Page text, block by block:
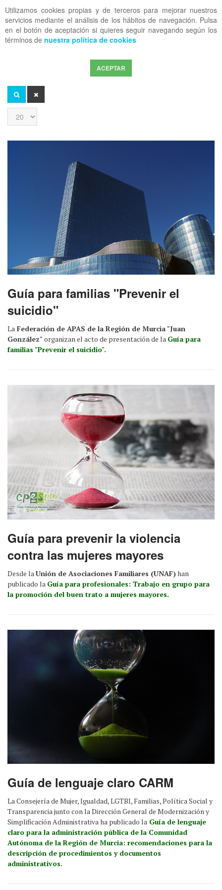
Utilizamos cookies propias y de terceros para mejorar nuestros
servicios mediante el análisis de los hábitos de navegación. Pulsa
en el botón de aceptación si quieres seguir navegando según los
términos de nuestra política de cookies
ACEPTAR
OFF CANVAS
del
títuloBUSCAR
Cantidad
a
Guía para familias "Prevenir el
suicidio"
La Federación de APAS de la Región de Murcia "Juan
González" organizan el acto de presentación de la Guía para
familias "Prevenir el suicidio".
Guía para prevenir la violencia
contra las mujeres mayores
Desde laUnión de Asociaciones Familiares (UNAF)han
publicado la Guía para profesionales: Trabajo en grupo para
la promoción del buen trato a mujeres mayores.
Guía de lenguaje claro CARM
La Consejería de Mujer, Igualdad, LGTBI, Familias, Política Social y
Transparencia junto con la Dirección General de Modernización y
Simplificación Administrativa ha publicado la Guía de lenguaje
claro para la administración pública de la Comunidad
Autónoma de la Región de Murcia: recomendaciones para la
descripción de procedimientos y documentos
administrativos.